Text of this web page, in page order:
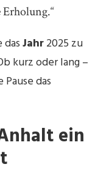
Jahr2025 zu
kurz oder lang –
das
ein